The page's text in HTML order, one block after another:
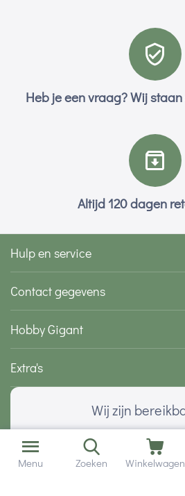
Heb je een vraag? Wij
Altijd 120 dagen
Hulp en service
Contact gegevens
Hobby Gigant
Extra's
Wij zijn
Menu Zoeken Winkelwagen